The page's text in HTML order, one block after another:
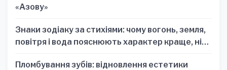
«Азову»
Знаки зодіаку за стихіями: чому вогонь, земля,
повітря і вода пояснюють характер краще, ніж
Пломбування зубів: відновлення естетики